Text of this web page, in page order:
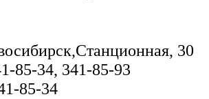
30
85-34, 341-85-93
85-34